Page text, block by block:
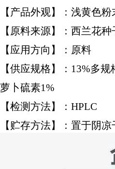
【产品外观】：浅黄色粉
【原料来源】：西兰花种
【应用方向】：原料
【供应规格】：13%多
萝卜硫素1%
【检测方法】：HPLC
【贮存方法】：置于阴